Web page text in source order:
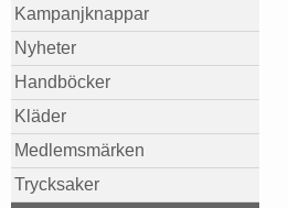
Kampanjknappar
Nyheter
Handböcker
Kläder
Medlemsmärken
Trycksaker